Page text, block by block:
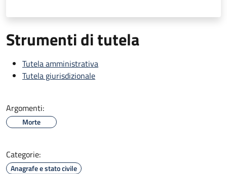
Strumenti di tutela
Tutela amministrativa
Tutela giurisdizionale
Argomenti:
Morte
Categorie:
Anagrafe e stato civile